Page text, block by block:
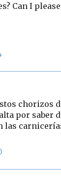
Can I
chorizos
por saber